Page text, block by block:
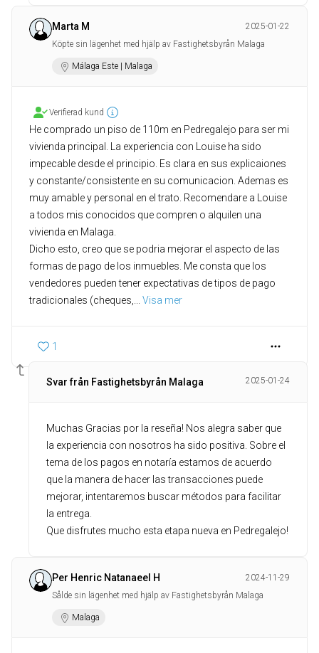
Marta M
2025-01-22
Köpte sin lägenhet med hjälp av Fastighetsbyrån Malaga
Málaga Este | Malaga
Verifierad kund
He comprado un piso de 110m en Pedregalejo para ser mi
vivienda principal. La experiencia con Louise ha sido
impecable desde el principio. Es clara en sus explicaiones
y constante/consistente en su comunicacion. Ademas es
muy amable y personal en el trato. Recomendare a Louise
a todos mis conocidos que compren o alquilen una
vivienda en Malaga.
Dicho esto, creo que se podria mejorar el aspecto de las
formas de pago de los inmuebles. Me consta que los
vendedores pueden tener expectativas de tipos de pago
tradicionales (cheques,
Visa mer
1
Svar från Fastighetsbyrån Malaga 2025-01-24
Muchas Gracias por la reseña! Nos alegra saber que
la experiencia con nosotros ha sido positiva. Sobre el
tema de los pagos en notaría estamos de acuerdo
que la manera de hacer las transacciones puede
mejorar, intentaremos buscar métodos para facilitar
la entrega.
Que disfrutes mucho esta etapa nueva en Pedregalejo!
Per Henric Natanaeel H
2024-11-29
Sålde sin lägenhet med hjälp av Fastighetsbyrån Malaga
Malaga